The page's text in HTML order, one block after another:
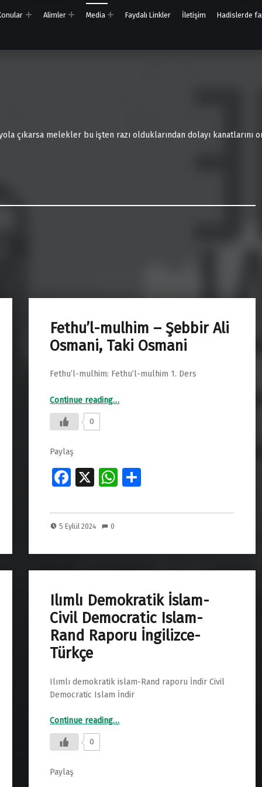
Alimler Media Faydalı Linkler İletişim Hadislerde
çıkarsa melekler bu işten razı olduklarından dolayı kanatlarını
Fethu’l-mulhim – Şebbir Ali
Osmani, Taki Osmani
Fethu’l-mulhim: Fethu’l-mulhim 1. Ders
Continue reading“Fethu’l-mulhim – Şebbir Ali Osmani, Taki Osmani”
…
0
Paylaş
Fa
b
o
o
k
X
W
at
A
p
p
ar
5 Eylül 2024 0
Ilımlı Demokratik İslam-
Civil Democratic Islam-
Rand Raporu İngilizce-
Türkçe
Ilımlı demokratik islam-Rand raporu İndir Civil
Democratic Islam İndir
Continue reading“Ilımlı Demokratik İslam-Civil Democratic Islam- Rand Raporu İngilizce-Türkçe”
…
0
Paylaş